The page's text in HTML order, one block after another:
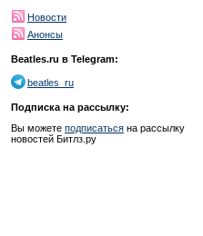
Новости
Анонсы
Beatles.ru в Telegram:
beatles_ru
Подписка на рассылку:
Вы можете подписаться на рассылку
новостей Битлз.ру